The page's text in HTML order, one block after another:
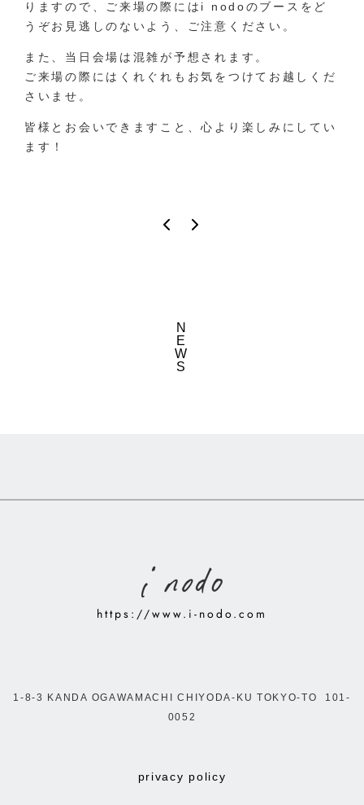
りますので、ご来場の際にはi nodoのブースをど
うぞお見逃しのないよう、ご注意ください。
また、当日会場は混雑が予想されます。
ご来場の際にはくれぐれもお気をつけてお越しくだ
さいませ。
皆様とお会いできますこと、心より楽しみにしてい
ます！
N
E
W
S
https://www.i-nodo.com
1-8-3 KANDA OGAWAMACHI CHIYODA-KU TOKYO-TO 101-
0052
privacy policy